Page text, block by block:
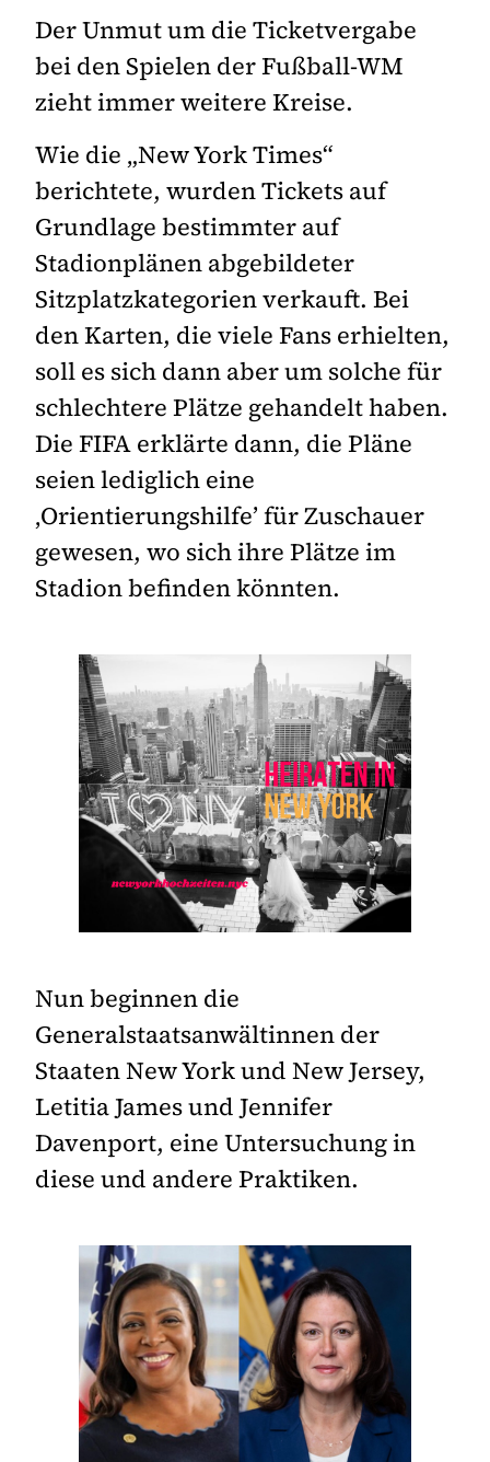
Der Unmut um die Ticketvergabe
bei den Spielen der Fußball-WM
zieht immer weitere Kreise.
Wie die „New York Times“
berichtete, wurden Tickets auf
Grundlage bestimmter auf
Stadionplänen abgebildeter
Sitzplatzkategorien verkauft. Bei
den Karten, die viele Fans erhielten,
soll es sich dann aber um solche für
schlechtere Plätze gehandelt haben.
Die FIFA erklärte dann, die Pläne
seien lediglich eine
‚Orientierungshilfe’ für Zuschauer
gewesen, wo sich ihre Plätze im
Stadion befinden könnten.
Nun beginnen die
Generalstaatsanwältinnen der
Staaten New York und New Jersey,
Letitia James und Jennifer
Davenport, eine Untersuchung in
diese und andere Praktiken.